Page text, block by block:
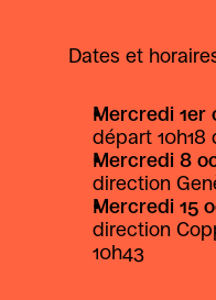
Dates et
Mercredi 1er
départ 10h18
Mercredi 8
direction
Mercredi 15
direction
10h43